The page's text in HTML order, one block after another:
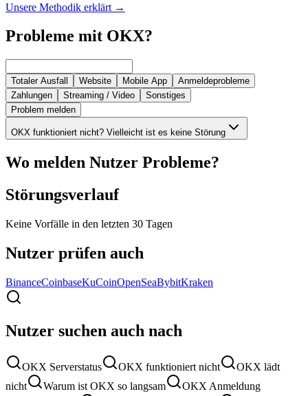
Unsere Methodik erklärt →
Probleme mit OKX?
Totaler Ausfall Website Mobile App
Anmeldeprobleme
Zahlungen
Streaming / Video
Sonstiges
Problem melden
OKX funktioniert nicht? Vielleicht ist es keine Störung
Wo melden Nutzer Probleme?
Störungsverlauf
Keine Vorfälle in den letzten 30 Tagen
Nutzer prüfen auch
BinanceCoinbaseKuCoinOpenSeaBybitKraken
Nutzer suchen auch nach
OKX Serverstatus OKX funktioniert nicht
OKX lädt
nicht
Warum ist OKX so langsam
OKX Anmeldung